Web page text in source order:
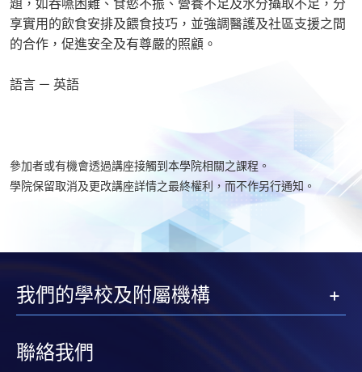
題，如吞嚥困難、食慾不振、營養不足及水分攝取不足，分
享實用的飲食安排及餵食技巧，並強調醫護及社區支援之間
的合作，促進安全及有尊嚴的照顧。
語言 － 英語
參加者或有機會透過講座接觸到本學院相關之課程。
學院保留取消及更改講座詳情之最終權利，而不作另行通知。
我們的學校及附屬機構
聯絡我們